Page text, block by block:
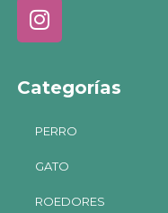
Categorías
PERRO
GATO
ROEDORES